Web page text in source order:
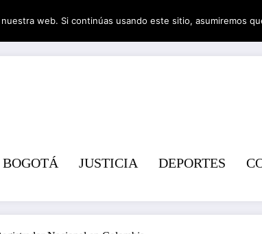
BOGOTÁ JUSTICIA DEPORTES
web. Si continúas usando este sitio, asumiremos